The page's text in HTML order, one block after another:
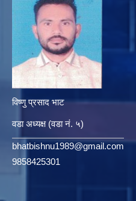
विष्णु प्रसाद भाट
वडा अध्यक्ष (वडा नं. ५)
bhatbishnu1989@gmail.com
9858425301